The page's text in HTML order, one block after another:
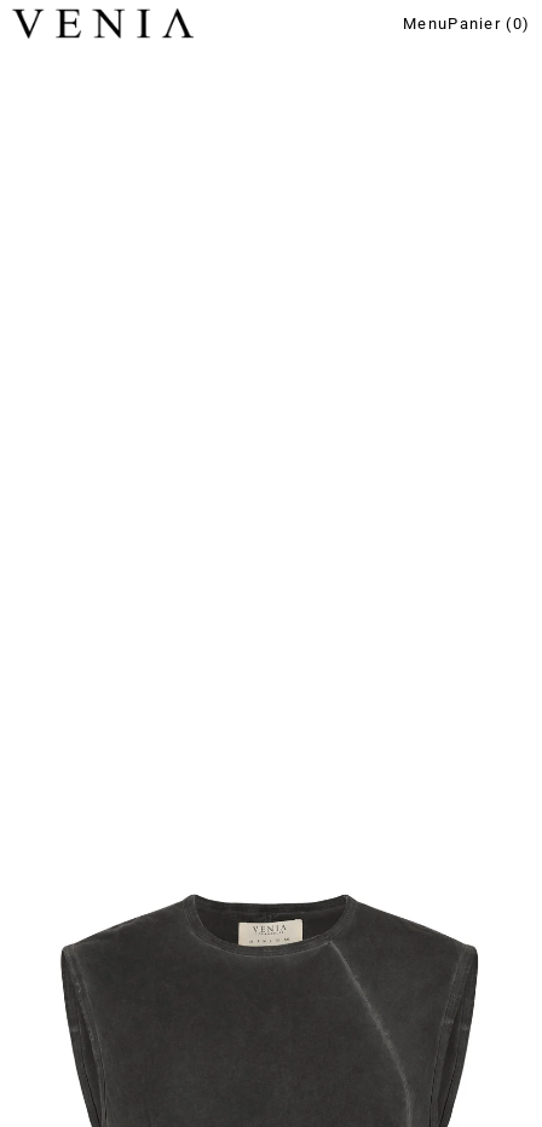
MenuPanier (0)